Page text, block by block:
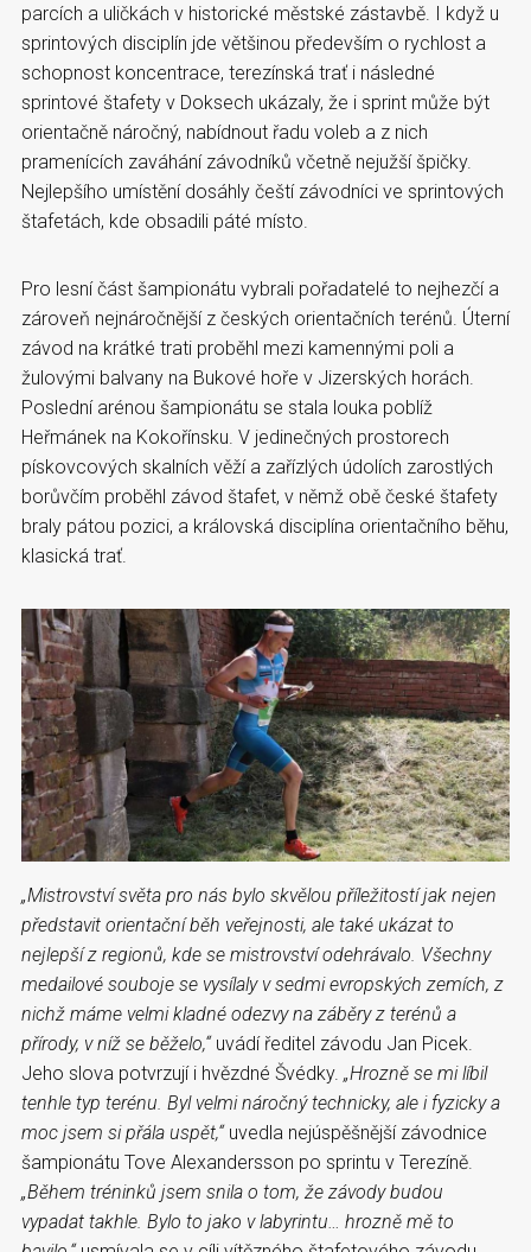
parcích a uličkách v historické městské zástavbě. I když u
sprintových disciplín jde většinou především o rychlost a
schopnost koncentrace, terezínská trať i následné
sprintové štafety v Doksech ukázaly, že i sprint může být
orientačně náročný, nabídnout řadu voleb a z nich
pramenících zaváhání závodníků včetně nejužší špičky.
Nejlepšího umístění dosáhly čeští závodníci ve sprintových
štafetách, kde obsadili páté místo.
Pro lesní část šampionátu vybrali pořadatelé to nejhezčí a
zároveň nejnáročnější z českých orientačních terénů. Úterní
závod na krátké trati proběhl mezi kamennými poli a
žulovými balvany na Bukové hoře v Jizerských horách.
Poslední arénou šampionátu se stala louka poblíž
Heřmánek na Kokořínsku. V jedinečných prostorech
pískovcových skalních věží a zařízlých údolích zarostlých
borůvčím proběhl závod štafet, v němž obě české štafety
braly pátou pozici, a královská disciplína orientačního běhu,
klasická trať.
„Mistrovství světa pro nás bylo skvělou příležitostí jak nejen
představit orientační běh veřejnosti, ale také ukázat to
nejlepší z regionů, kde se mistrovství odehrávalo. Všechny
medailové souboje se vysílaly v sedmi evropských zemích, z
nichž máme velmi kladné odezvy na záběry z terénů a
přírody, v níž se běželo,“ uvádí ředitel závodu Jan Picek.
Jeho slova potvrzují i hvězdné Švédky. „Hrozně se mi líbil
tenhle typ terénu. Byl velmi náročný technicky, ale i fyzicky a
moc jsem si přála uspět,“ uvedla nejúspěšnější závodnice
šampionátu Tove Alexandersson po sprintu v Terezíně.
„Během tréninků jsem snila o tom, že závody budou
vypadat takhle. Bylo to jako v labyrintu… hrozně mě to